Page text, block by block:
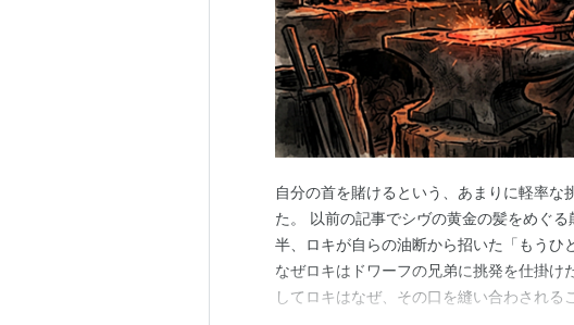
自分の首を賭けるという、あまりに軽率
た。 以前の記事でシヴの黄金の髪をめぐ
半、ロキが自らの油断から招いた「もうひ
なぜロキはドワーフの兄弟に挑発を仕掛
してロキはなぜ、その口を縫い合わされる